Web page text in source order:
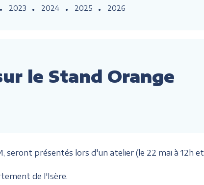
2023 2024 2025 2026
le Stand Orange
seront présentés lors d'un atelier (le 22 mai à 12h et
de l'Isère.